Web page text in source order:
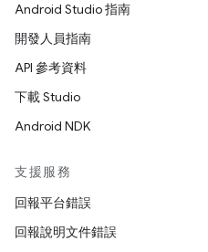
Android Studio 指南
開發人員指南
API 參考資料
下載 Studio
Android NDK
支援服務
回報平台錯誤
回報說明文件錯誤